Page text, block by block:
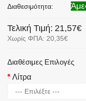
Διαθεσιμότητα:
Τελική Τιμή: 21,57€
Χωρίς ΦΠΑ: 20,35€
Διαθέσιμες Επιλογές
Λίτρα